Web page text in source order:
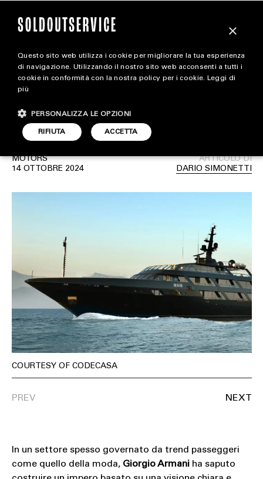
extra
ALL EXTRA
ART & DESIGN
CINEMA
SOUND
TECH
TRAVEL
A bordo di Maìn, l’iconico
superyacht di Giorgio
Armani
MOTORS
14 OTTOBRE 2024
ARTICOLO DI
DARIO SIMONETTI
COURTESY OF CODECASA
In un settore spesso governato da trend passeggeri
come quello della moda, Giorgio Armaniha saputo
×
Questo sito web utilizza i cookie per migliorare la tua esperienza
di navigazione. Utilizzando il nostro sito web acconsenti a tutti i
cookie in conformità con la nostra policy per i cookie. Leggi di
più
ACCETTA
RIFIUTA
PERSONALIZZA LE OPZIONI